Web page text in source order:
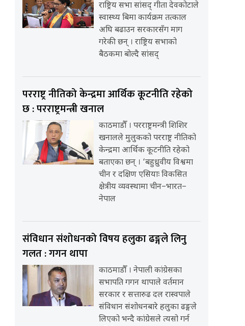
राष्ट्रिय सभा सांसद् गीता देवकोटाले
स्वास्थ्य बिमा कार्यक्रम तत्काल
अघि बढाउन सरकारसँग माग
गरेकी छन् । राष्ट्रिय सभाको
बैठकमा बोल्दै सांसद्
परराष्ट्र नीतिको केन्द्रमा आर्थिक कूटनीति रहेको
छ : परराष्ट्रमन्त्री खनाल
काठमाडौँ । परराष्ट्रमन्त्री शिशिर
खनालले मुलुकको परराष्ट्र नीतिको
केन्द्रमा आर्थिक कूटनीति रहेको
बताएका छन् । ‘बहुध्रुवीय विश्वमा
चीन र दक्षिण एसियाः विकसित
क्षेत्रीय व्यवस्थामा चीन–भारत–
नेपाल
संविधान संशोधनको विषय हलुका ढङ्गले लिनु
गलत : गगन थापा
काठमाडौँ । नेपाली कांग्रेसका
सभापति गगन थापाले वर्तमान
सरकार र सत्तारुढ दल रास्वपाले
संविधान संशोधनबारे हलुका ढङ्गले
लिएको भन्दै कांग्रेसले त्यसो गर्न